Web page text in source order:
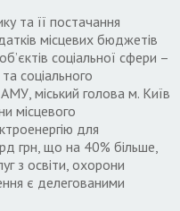
та її постачання
місцевих бюджетів
соціальної сфери –
соціального
міський голова м. Київ
місцевого
для
грн, що на 40% більше,
з освіти, охорони
є делегованими